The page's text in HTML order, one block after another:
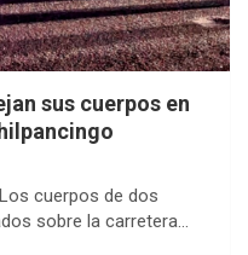
sus cuerpos en
cuerpos de dos
sobre la carretera…